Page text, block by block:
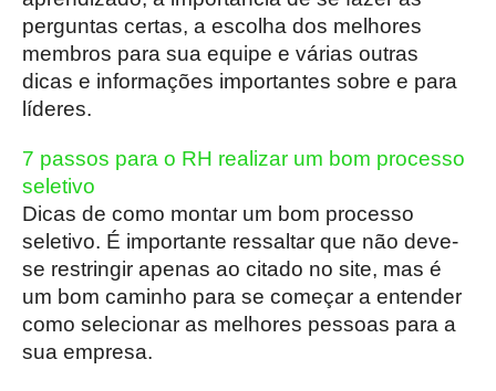
perguntas certas, a escolha dos melhores
membros para sua equipe e várias outras
dicas e informações importantes sobre e para
líderes.
7 passos para o RH realizar um bom processo
seletivo
Dicas de como montar um bom processo
seletivo. É importante ressaltar que não deve-
se restringir apenas ao citado no site, mas é
um bom caminho para se começar a entender
como selecionar as melhores pessoas para a
sua empresa.